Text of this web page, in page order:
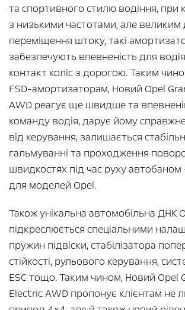
та спортивного стилю водіння, при
з низькими частотами, але великим
переміщення штоку, такі
забезпечують впевненість для
контакт коліс з дорогою. Таким
FSD-амортизаторам, Новий Opel
AWD реагує ще швидше та
команду водія, дарує йому
від керування, залишається
гальмуванні та проходження
швидкостях під час руху автобаном
для моделей Opel.
Також унікальна автомобільна ДНК
підкреслюється спеціальними
пружин підвіски, стабілізатора
стійкості, рульового керування,
ESC тощо. Таким чином, Новий Opel
Electric AWD пропонує клієнтам не